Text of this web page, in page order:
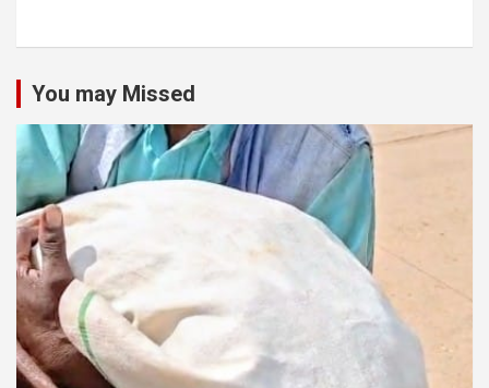
You may Missed